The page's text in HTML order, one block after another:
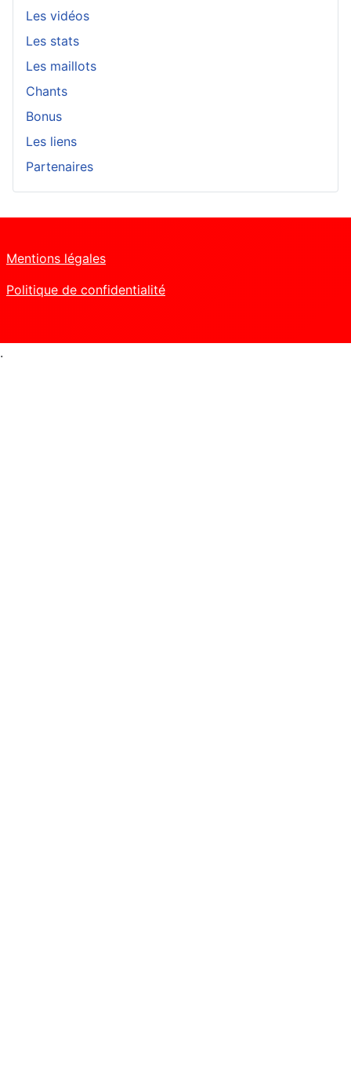
Les vidéos
Les stats
Les maillots
Chants
Bonus
Les liens
Partenaires
Mentions légales
Politique de confidentialité
.